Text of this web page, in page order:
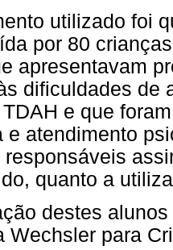
utilizado foi
por 80
apresentavam
dificuldades de
e que
e atendimento
responsáveis
quanto a
destes
Wechsler para